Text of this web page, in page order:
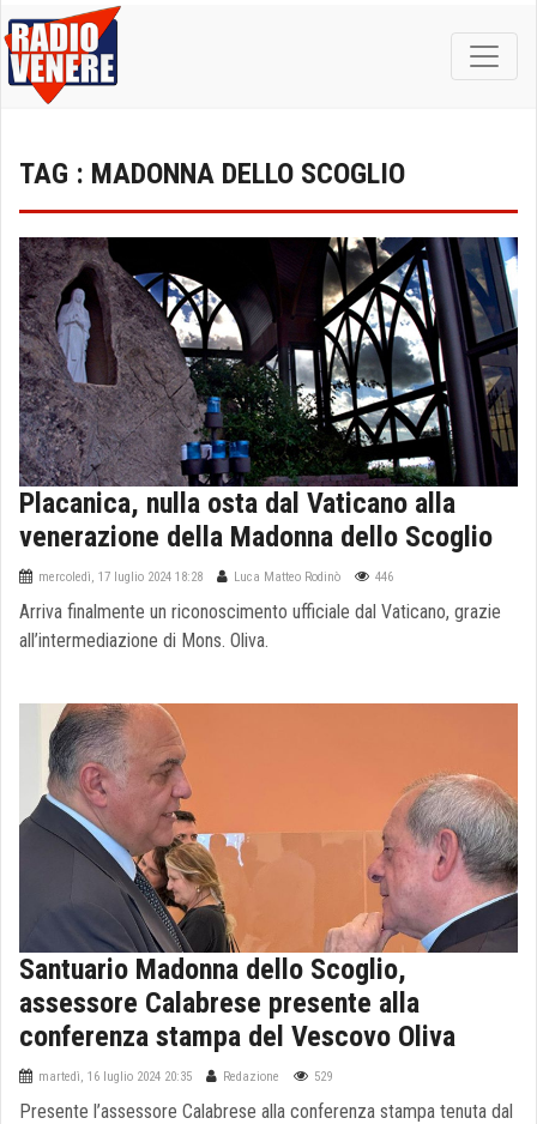
TAG : MADONNA DELLO SCOGLIO
Placanica, nulla osta dal Vaticano alla
venerazione della Madonna dello Scoglio
mercoledì, 17 luglio 2024 18:28 Luca Matteo Rodinò 446
Arriva finalmente un riconoscimento ufficiale dal Vaticano, grazie
all’intermediazione di Mons. Oliva.
Santuario Madonna dello Scoglio,
assessore Calabrese presente alla
conferenza stampa del Vescovo Oliva
martedì, 16 luglio 2024 20:35 Redazione 529
Presente l’assessore Calabrese alla conferenza stampa tenuta dal